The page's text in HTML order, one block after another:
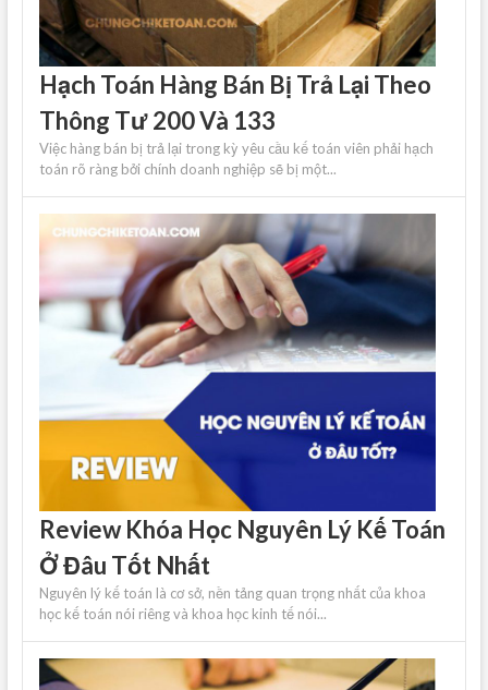
Hạch Toán Hàng Bán Bị Trả Lại Theo
Thông Tư 200 Và 133
Việc hàng bán bị trả lại trong kỳ yêu cầu kế toán viên phải hạch
toán rõ ràng bởi chính doanh nghiệp sẽ bị một...
Review Khóa Học Nguyên Lý Kế Toán
Ở Đâu Tốt Nhất
Nguyên lý kế toán là cơ sở, nền tảng quan trọng nhất của khoa
học kế toán nói riêng và khoa học kinh tế nói...